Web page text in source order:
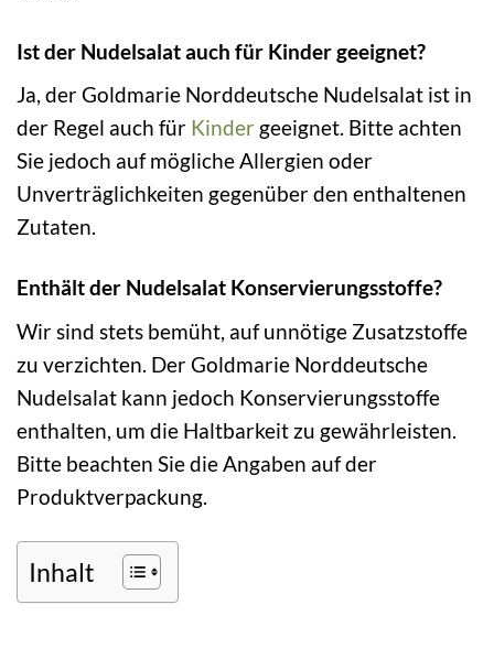
Ist der Nudelsalat auch für Kinder geeignet?
Ja, der Goldmarie Norddeutsche Nudelsalat ist in
der Regel auch für Kinder geeignet. Bitte achten
Sie jedoch auf mögliche Allergien oder
Unverträglichkeiten gegenüber den enthaltenen
Zutaten.
Enthält der Nudelsalat Konservierungsstoffe?
Wir sind stets bemüht, auf unnötige Zusatzstoffe
zu verzichten. Der Goldmarie Norddeutsche
Nudelsalat kann jedoch Konservierungsstoffe
enthalten, um die Haltbarkeit zu gewährleisten.
Bitte beachten Sie die Angaben auf der
Produktverpackung.
Inhalt